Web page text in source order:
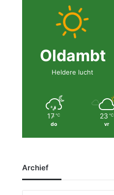
Oldambt
Heldere lucht
17 ℃
do
23 ℃
vr
Archief